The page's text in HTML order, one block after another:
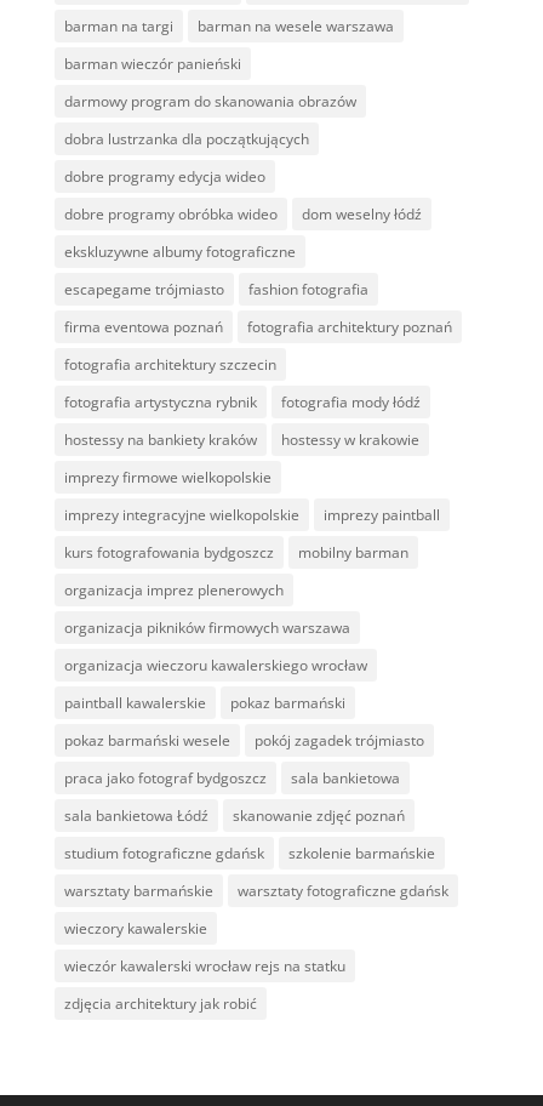
barman na targi
barman na wesele warszawa
barman wieczór panieński
darmowy program do skanowania obrazów
dobra lustrzanka dla początkujących
dobre programy edycja wideo
dobre programy obróbka wideo
dom weselny łódź
ekskluzywne albumy fotograficzne
escapegame trójmiasto
fashion fotografia
firma eventowa poznań
fotografia architektury poznań
fotografia architektury szczecin
fotografia artystyczna rybnik
fotografia mody łódź
hostessy na bankiety kraków
hostessy w krakowie
imprezy firmowe wielkopolskie
imprezy integracyjne wielkopolskie
imprezy paintball
kurs fotografowania bydgoszcz
mobilny barman
organizacja imprez plenerowych
organizacja pikników firmowych warszawa
organizacja wieczoru kawalerskiego wrocław
paintball kawalerskie
pokaz barmański
pokaz barmański wesele
pokój zagadek trójmiasto
praca jako fotograf bydgoszcz
sala bankietowa
sala bankietowa Łódź
skanowanie zdjęć poznań
studium fotograficzne gdańsk
szkolenie barmańskie
warsztaty barmańskie
warsztaty fotograficzne gdańsk
wieczory kawalerskie
wieczór kawalerski wrocław rejs na statku
zdjęcia architektury jak robić